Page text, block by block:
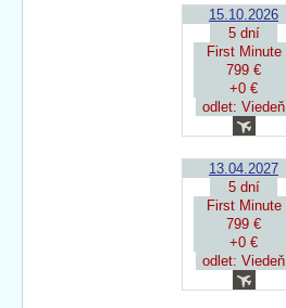
15.10.2026
5 dní
First Minute
799 €
+0 €
odlet: Viedeň
13.04.2027
5 dní
First Minute
799 €
+0 €
odlet: Viedeň